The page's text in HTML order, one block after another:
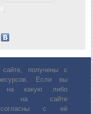
сайте, получены с
Если вы
на какую либо
на сайте
с её